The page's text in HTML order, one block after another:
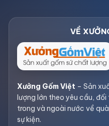
Xưởng Gốm Việt – Sản
lượng lớn theo yêu cầu,
trong và ngoài nước về
sự kiện.